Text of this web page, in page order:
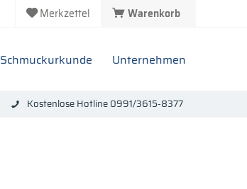
Warenkorb
Merkzettel
Schmuckurkunde Unternehmen
Kostenlose Hotline 0991/3615-8377